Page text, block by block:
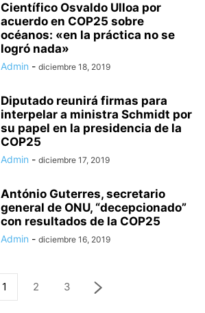
Científico Osvaldo Ulloa por
acuerdo en COP25 sobre
océanos: «en la práctica no se
logró nada»
Admin - diciembre 18, 2019
Diputado reunirá firmas para
interpelar a ministra Schmidt por
su papel en la presidencia de la
COP25
Admin - diciembre 17, 2019
António Guterres, secretario
general de ONU, “decepcionado”
con resultados de la COP25
Admin - diciembre 16, 2019
1 2 3